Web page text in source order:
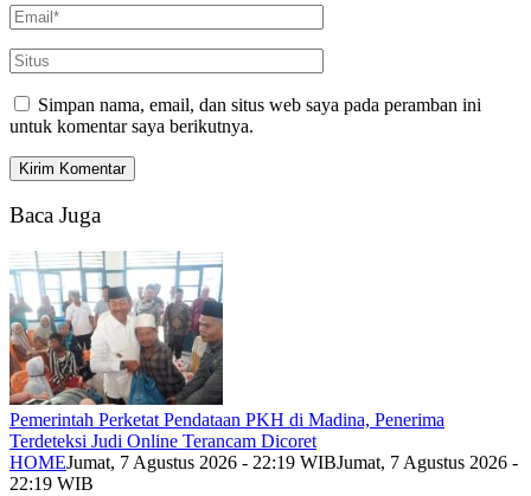
Simpan nama, email, dan situs web saya pada peramban ini
untuk komentar saya berikutnya.
Baca Juga
Pemerintah Perketat Pendataan PKH di Madina, Penerima
Terdeteksi Judi Online Terancam Dicoret
HOMEJumat, 7 Agustus 2026 - 22:19 WIBJumat, 7 Agustus 2026 -
22:19 WIB